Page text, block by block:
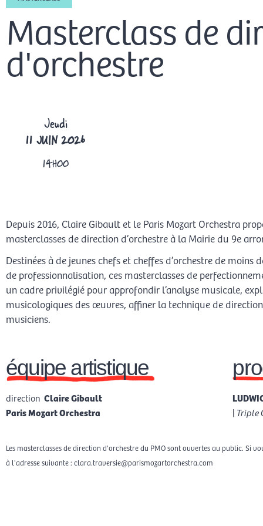
Masterclass de
d'orchestre
Jeudi
11 JUIN 2026
14H00
Depuis 2016, Claire Gibault et le Paris Mozart Orchestra
masterclasses de direction d’orchestre à la Mairie du 9e
Destinées à de jeunes chefs et cheffes d’orchestre de
de professionnalisation, ces masterclasses de
un cadre privilégié pour approfondir l’analyse musicale,
musicologiques des œuvres, affiner la technique de
musiciens.
équipe artistique
direction Claire Gibault
Paris Mozart Orchestra
| Triple
Les masterclasses de direction d'orchestre du PMO sont ouvertes au public. Si
à l'adresse suivante : clara.traversie@parismozartorchestra.com